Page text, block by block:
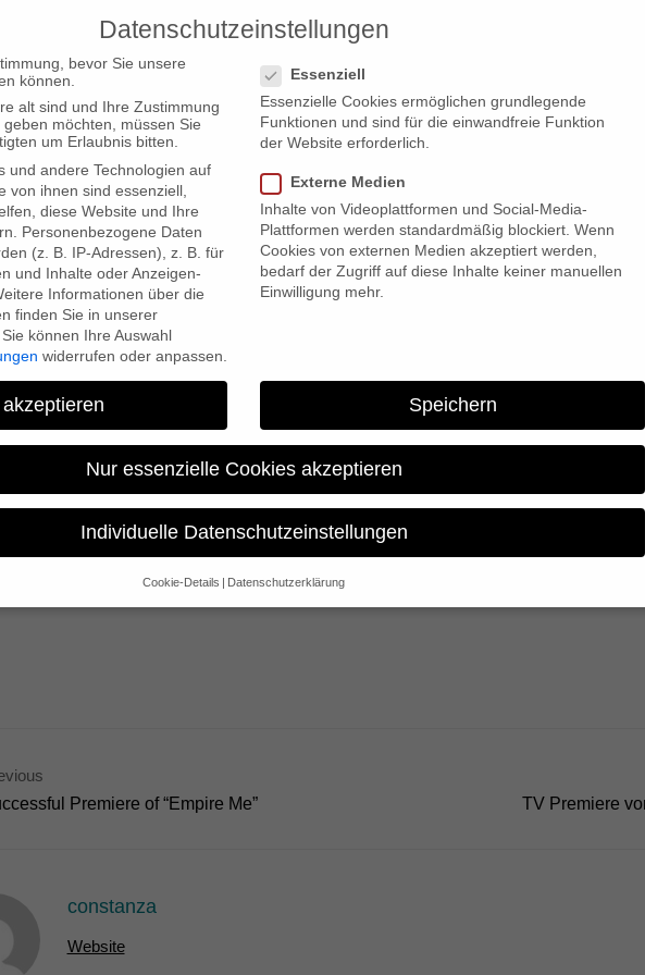
PRODUCTIONS
Days in North Carolina/USA
“Wadan’s World” at the German
Carolina/USA
supervision of Jürgen Seidel the economic delegation of Mecklenburg-Vorpommern
German Days – MV Culture Spotlights will take place from 20th to 23rd May 2011. Our
Premiere of “Empire Me”
TV Premiere
constanza
Website
Datenschutzeinstellungen
bevor Sie unsere
können.
alt sind und Ihre Zustimmung
möchten, müssen Sie
um Erlaubnis bitten.
und andere Technologien auf
von ihnen sind essenziell,
diese Website und Ihre
Personenbezogene Daten
(z. B. IP-Adressen), z. B. für
und Inhalte oder Anzeigen-
Informationen über die
finden Sie in unserer
Sie können Ihre Auswahl
widerrufen oder anpassen.
Essenziell
Essenzielle Cookies ermöglichen grundlegende
Funktionen und sind für die einwandfreie Funktion
der Website erforderlich.
Externe Medien
Inhalte von Videoplattformen und Social-Media-
Plattformen werden standardmäßig blockiert. Wenn
Cookies von externen Medien akzeptiert werden,
bedarf der Zugriff auf diese Inhalte keiner manuellen
Einwilligung mehr.
Speichern
Nur essenzielle Cookies akzeptieren
Individuelle Datenschutzeinstellungen
Cookie-Details Datenschutzerklärung
Datenschutzeinstellungen
die Verwendung Ihrer Daten finden Sie in unserer
über alle verwendeten Cookies. Sie können Ihre Einwilligung zu ganzen Kategorien
Informationen anzeigen lassen und so nur bestimmte Cookies auswählen.
grundlegende Funktionen und sind für die einwandfreie Funktion der Website erforderlich.